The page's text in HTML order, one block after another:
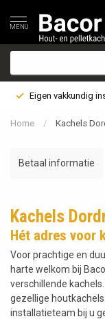
MENU
Eigen vakkundig
Home / Kachels
Betaal informatie
Kachels
Hét adres voor
Voor prachtige en
harte welkom bij
verschillende
gezellige
installatieteam bij u